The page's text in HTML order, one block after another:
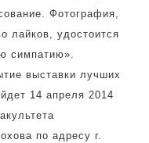
Фотография,
лайков, удостоится
симпатию».
выставки лучших
14 апреля 2014
по адресу г.